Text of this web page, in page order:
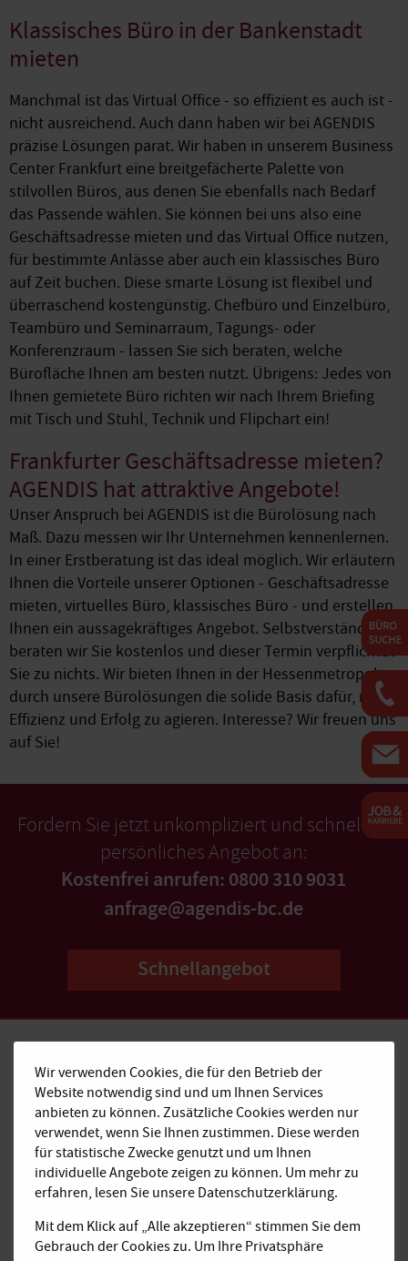
Klassisches Büro in der Bankenstadt
mieten
Manchmal ist das Virtual Office - so effizient es auch ist -
nicht ausreichend. Auch dann haben wir bei AGENDIS
präzise Lösungen parat. Wir haben in unserem Business
Center Frankfurt eine breitgefächerte Palette von
stilvollen Büros, aus denen Sie ebenfalls nach Bedarf
das Passende wählen. Sie können bei uns also eine
Geschäftsadresse mieten und das Virtual Office nutzen,
für bestimmte Anlässe aber auch ein klassisches Büro
auf Zeit buchen. Diese smarte Lösung ist flexibel und
überraschend kostengünstig. Chefbüro und Einzelbüro,
Teambüro und Seminarraum, Tagungs- oder
Konferenzraum - lassen Sie sich beraten, welche
Bürofläche Ihnen am besten nutzt. Übrigens: Jedes von
Ihnen gemietete Büro richten wir nach Ihrem Briefing
mit Tisch und Stuhl, Technik und Flipchart ein!
Frankfurter Geschäftsadresse mieten?
AGENDIS hat attraktive Angebote!
Unser Anspruch bei AGENDIS ist die Bürolösung nach
Maß. Dazu messen wir Ihr Unternehmen kennenlernen.
In einer Erstberatung ist das ideal möglich. Wir erläutern
Ihnen die Vorteile unserer Optionen - Geschäftsadresse
mieten, virtuelles Büro, klassisches Büro - und erstellen
Ihnen ein aussagekräftiges Angebot. Selbstverständlich
beraten wir Sie kostenlos und dieser Termin verpflichtet
Sie zu nichts. Wir bieten Ihnen in der Hessenmetropole
durch unsere Bürolösungen die solide Basis dafür, mit
Effizienz und Erfolg zu agieren. Interesse? Wir freuen uns
auf Sie!
Fordern Sie jetzt unkompliziert und schnell Ihr
persönliches Angebot an:
Kostenfrei anrufen: 0800 310 9031
anfrage@agendis-bc.de
Schnellangebot
Kostenfrei anrufen:
0800 310 9031
E-Mail:
anfrage@agendis-bc.de
Impressum
Datenschutz
Wir verwenden Cookies, die für den Betrieb der
Website notwendig sind und um Ihnen Services
anbieten zu können. Zusätzliche Cookies werden nur
verwendet, wenn Sie Ihnen zustimmen. Diese werden
für statistische Zwecke genutzt und um Ihnen
individuelle Angebote zeigen zu können. Um mehr zu
erfahren, lesen Sie unsere Datenschutzerklärung.
Mit dem Klick auf „Alle akzeptieren“ stimmen Sie dem
Gebrauch der Cookies zu. Um Ihre Privatsphäre